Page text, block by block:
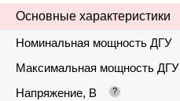
Основные характеристики
Номинальная мощность ДГУ
Максимальная мощность ДГУ
Напряжение, В ?